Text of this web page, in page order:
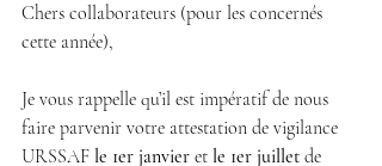
Chers collaborateurs (pour les concernés
cette année),
Je vous rappelle qu’il est impératif de nous
faire parvenir votre attestation de vigilance
URSSAF le 1er janvier et le 1er juillet de